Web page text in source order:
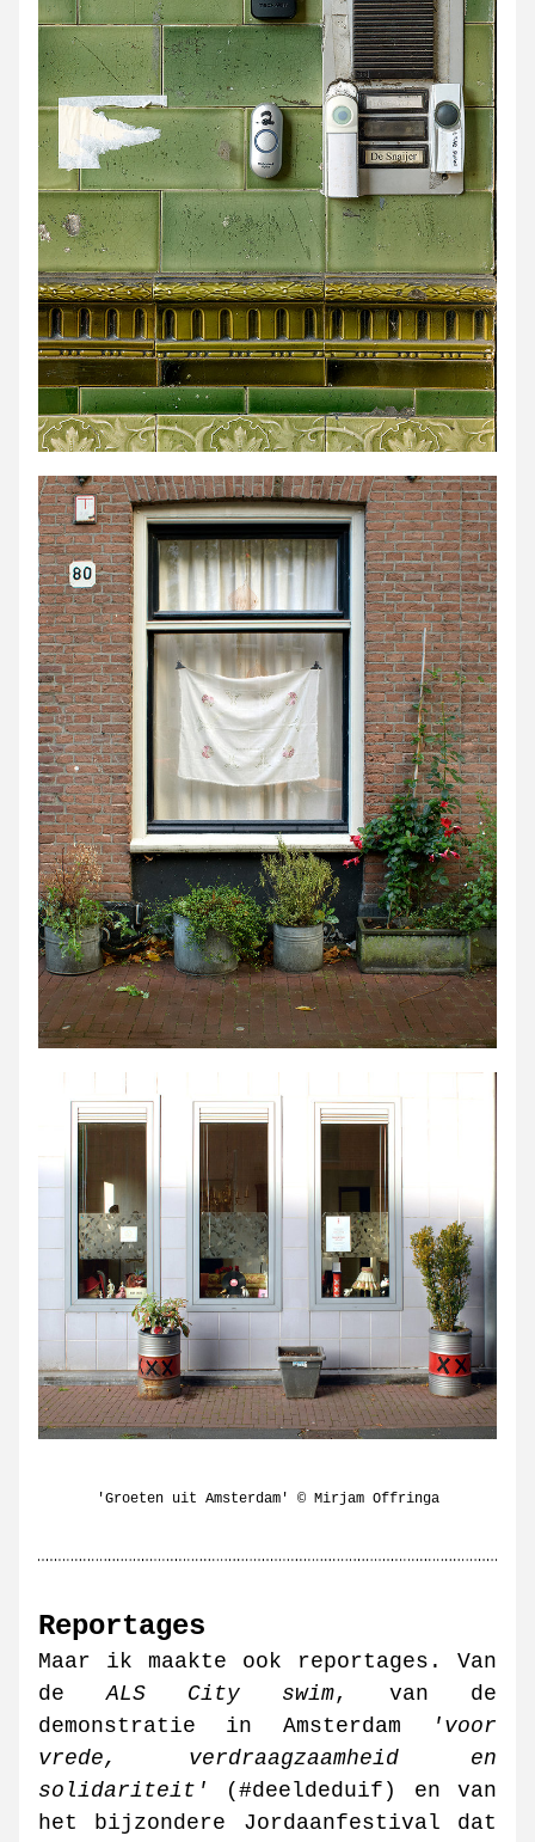
'Groeten uit Amsterdam' © Mirjam Offringa
Reportages
Maar ik maakte ook reportages. Van
de ALS City swim, van de
demonstratie in Amsterdam
'voor
vrede, verdraagzaamheid en
solidariteit'
(#deeldeduif) en van
het bijzondere Jordaanfestival dat